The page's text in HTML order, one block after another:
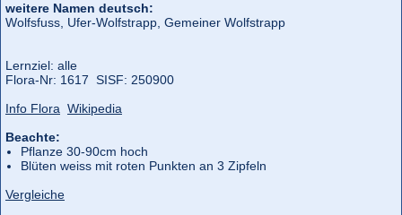
weitere Namen deutsch:
Wolfsfuss, Ufer-Wolfstrapp, Gemeiner Wolfstrapp
Lernziel: alle
Flora‑Nr: 1617 SISF: 250900
Info Flora Wikipedia
Beachte:
Pflanze 30-90cm hoch
Blüten weiss mit roten Punkten an 3 Zipfeln
Vergleiche